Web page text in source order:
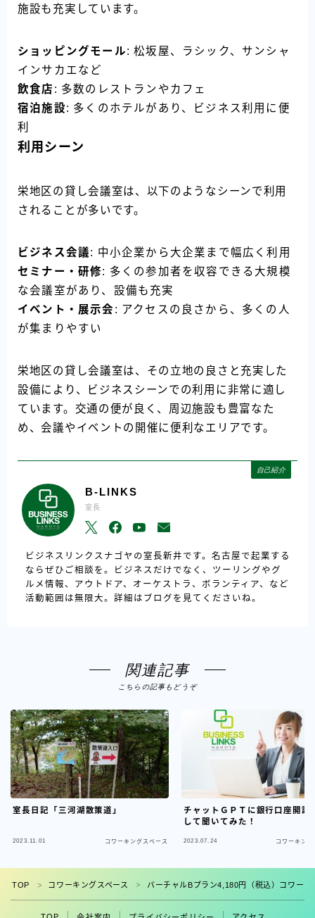
施設も充実しています。
ショッピングモール: 松坂屋、ラシック、サンシャ
インサカエなど
飲食店 : 多数のレストランやカフェ
宿泊施設: 多くのホテルがあり、ビジネス利用に便
利
利用シーン
栄地区の貸し会議室は、以下のようなシーンで利用
されることが多いです。
ビジネス会議: 中小企業から大企業まで幅広く利用
セミナー・研修: 多くの参加者を収容できる大規模
な会議室があり、設備も充実
イベント・展示会 : アクセスの良さから、多くの人
が集まりやすい
栄地区の貸し会議室は、その立地の良さと充実した
設備により、ビジネスシーンでの利用に非常に適し
ています。交通の便が良く、周辺施設も豊富なた
め、会議やイベントの開催に便利なエリアです。
自己紹介
B-LINKS
室長
ビジネスリンクスナゴヤの室長新井です。名古屋で起業する
ならぜひご相談を。ビジネスだけでなく、ツーリングやグ
ルメ情報、アウトドア、オーケストラ、ボランティア、など
活動範囲は無限大。詳細はブログを見てくださいね。
関連記事
こちらの記事もどうぞ
室長日記「三河湖散策道」
2023.11.01 コワーキングスペース
チャットＧＰＴに銀行口座開設
して聞いてみた！
2023.07.24 コワーキング
TOP ＞ コワーキングスペース ＞ バーチャルBプラン4,180円（税込）コワーキ